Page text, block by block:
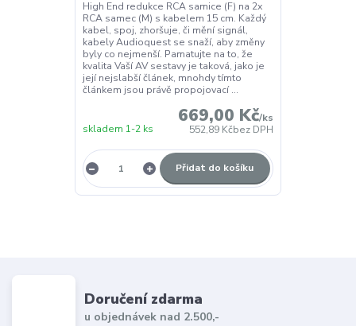
High End redukce RCA samice (F) na 2x
RCA samec (M) s kabelem 15 cm. Každý
kabel, spoj, zhoršuje, či mění signál,
kabely Audioquest se snaží, aby změny
byly co nejmenší. Pamatujte na to, že
kvalita Vaší AV sestavy je taková, jako je
její nejslabší článek, mnohdy tímto
článkem jsou právě propojovací ...
669,00 Kč/ks
552,89 Kčbez DPH
skladem 1-2 ks
Přidat do košíku
Doručení zdarma
u objednávek nad 2.500,-